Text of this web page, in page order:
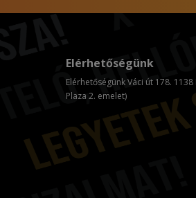
Elérhetőségünk
Elérhetőségünk Váci út 178.
Plaza 2. emelet)